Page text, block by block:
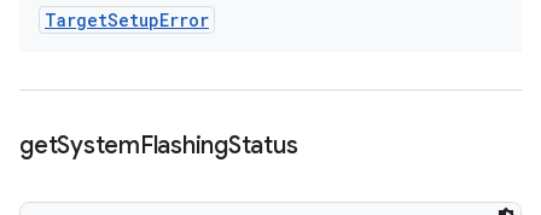
TargetSetupError
getSystemFlashingStatus